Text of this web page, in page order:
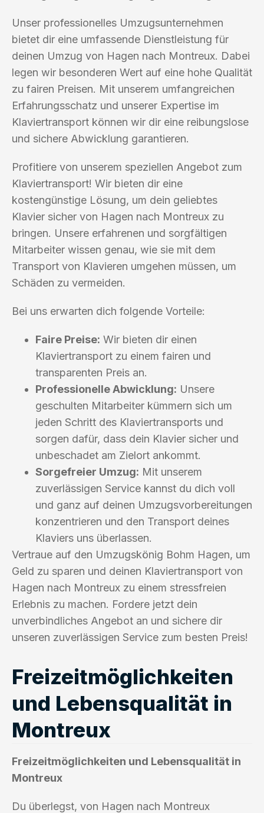
Unser professionelles Umzugsunternehmen
bietet dir eine umfassende Dienstleistung für
deinen Umzug von Hagen nach Montreux. Dabei
legen wir besonderen Wert auf eine hohe Qualität
zu fairen Preisen. Mit unserem umfangreichen
Erfahrungsschatz und unserer Expertise im
Klaviertransport können wir dir eine reibungslose
und sichere Abwicklung garantieren.
Profitiere von unserem speziellen Angebot zum
Klaviertransport! Wir bieten dir eine
kostengünstige Lösung, um dein geliebtes
Klavier sicher von Hagen nach Montreux zu
bringen. Unsere erfahrenen und sorgfältigen
Mitarbeiter wissen genau, wie sie mit dem
Transport von Klavieren umgehen müssen, um
Schäden zu vermeiden.
Bei uns erwarten dich folgende Vorteile:
Faire Preise: Wir bieten dir einen
Klaviertransport zu einem fairen und
transparenten Preis an.
Professionelle Abwicklung: Unsere
geschulten Mitarbeiter kümmern sich um
jeden Schritt des Klaviertransports und
sorgen dafür, dass dein Klavier sicher und
unbeschadet am Zielort ankommt.
Sorgefreier Umzug: Mit unserem
zuverlässigen Service kannst du dich voll
und ganz auf deinen Umzugsvorbereitungen
konzentrieren und den Transport deines
Klaviers uns überlassen.
Vertraue auf den Umzugskönig Bohm Hagen, um
Geld zu sparen und deinen Klaviertransport von
Hagen nach Montreux zu einem stressfreien
Erlebnis zu machen. Fordere jetzt dein
unverbindliches Angebot an und sichere dir
unseren zuverlässigen Service zum besten Preis!
Freizeitmöglichkeiten
und Lebensqualität in
Montreux
Freizeitmöglichkeiten und Lebensqualität in
Montreux
Du überlegst, von Hagen nach Montreux